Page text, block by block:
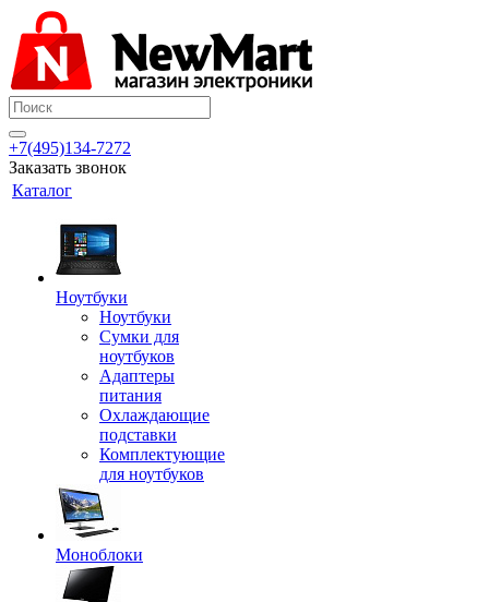
+7(495)134-7272
Заказать звонок
Каталог
Ноутбуки
Ноутбуки
Сумки для
ноутбуков
Адаптеры
питания
Охлаждающие
подставки
Комплектующие
для ноутбуков
Моноблоки